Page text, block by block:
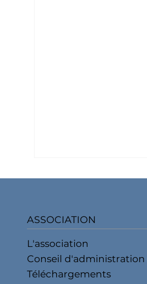
Avis aux fans du Trail
Hand!
ASSOCIATION
L'association
Conseil d'administration
Téléchargements